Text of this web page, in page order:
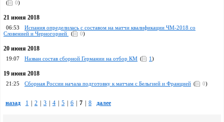
(
0)
21 июня 2018
06:53
Испания определилась с составом на матчи квалификации ЧМ-2018 со
Словенией и Черногорией
( 0)
20 июня 2018
19:07 Назван состав сборной Германии на отбор КМ ( 1)
19 июня 2018
21:25 Сборная России начала подготовку к матчам с Бельгией и Францией ( 0)
назад 1 2 3 4 5 6 7 8 далее